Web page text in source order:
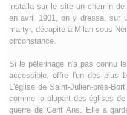
installa sur le site un chemin
en avril 1901, on y dressa, sur
martyr, décapité à Milan sous
circonstance.
Si le pèlerinage n'a pas connu
accessible, offre l'un des plus
L'église de Saint-Julien-près-
comme la plupart des églises
guerre de Cent Ans. Elle a